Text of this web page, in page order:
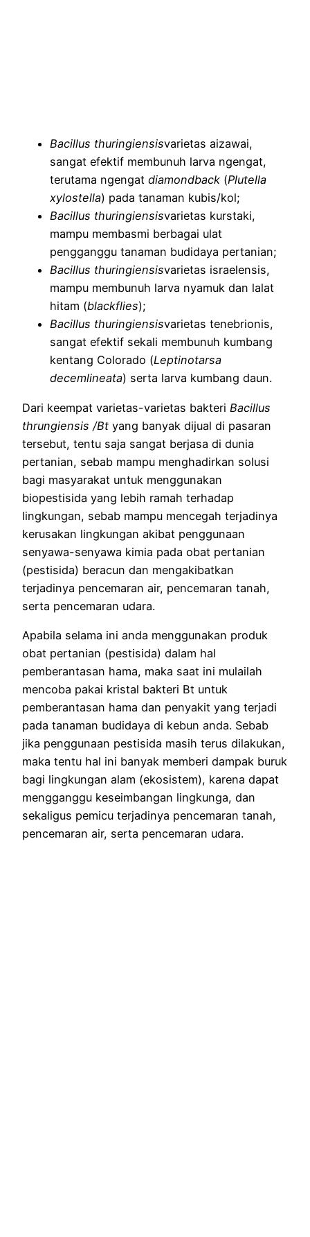
Bacillus thuringiensisvarietas aizawai,
sangat efektif membunuh larva ngengat,
terutama ngengat diamondback (Plutella
xylostella) pada tanaman kubis/kol;
Bacillus thuringiensisvarietas kurstaki,
mampu membasmi berbagai ulat
pengganggu tanaman budidaya pertanian;
Bacillus thuringiensisvarietas israelensis,
mampu membunuh larva nyamuk dan lalat
hitam (blackflies);
Bacillus thuringiensisvarietas tenebrionis,
sangat efektif sekali membunuh kumbang
kentang Colorado (Leptinotarsa
decemlineata) serta larva kumbang daun.
Dari keempat varietas-varietas bakteri Bacillus
thrungiensis /Bt yang banyak dijual di pasaran
tersebut, tentu saja sangat berjasa di dunia
pertanian, sebab mampu menghadirkan solusi
bagi masyarakat untuk menggunakan
biopestisida yang lebih ramah terhadap
lingkungan, sebab mampu mencegah terjadinya
kerusakan lingkungan akibat penggunaan
senyawa-senyawa kimia pada obat pertanian
(pestisida) beracun dan mengakibatkan
terjadinya pencemaran air, pencemaran tanah,
serta pencemaran udara.
Apabila selama ini anda menggunakan produk
obat pertanian (pestisida) dalam hal
pemberantasan hama, maka saat ini mulailah
mencoba pakai kristal bakteri Bt untuk
pemberantasan hama dan penyakit yang terjadi
pada tanaman budidaya di kebun anda. Sebab
jika penggunaan pestisida masih terus dilakukan,
maka tentu hal ini banyak memberi dampak buruk
bagi lingkungan alam (ekosistem), karena dapat
mengganggu keseimbangan lingkunga, dan
sekaligus pemicu terjadinya pencemaran tanah,
pencemaran air, serta pencemaran udara.